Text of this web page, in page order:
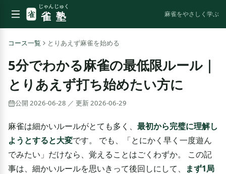
雀塾
じゃんじゅく
麻雀をやさしく学ぶ
コース一覧 とりあえず麻雀を始める
5分でわかる麻雀の最低限ルール｜
とりあえず打ち始めたい方に
公開 2026-06-28 ／ 更新2026-06-29
麻雀は細かいルールがとても多く、 最初から完璧に理解し
ようとすると大変です。 でも、「とにかく早く一度遊ん
でみたい」だけなら、覚えることはごくわずか。 この記
事は、細かいルールを思いきって後回しにして、
まず1局